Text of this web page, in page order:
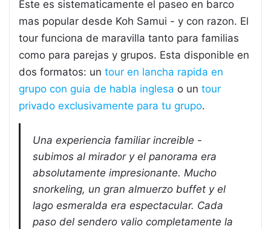
Este es sistematicamente el paseo en barco
mas popular desde Koh Samui - y con razon. El
tour funciona de maravilla tanto para familias
como para parejas y grupos. Esta disponible en
dos formatos: un tour en lancha rapida en
grupo con guia de habla inglesa o un tour
privado exclusivamente para tu grupo.
Una experiencia familiar increible -
subimos al mirador y el panorama era
absolutamente impresionante. Mucho
snorkeling, un gran almuerzo buffet y el
lago esmeralda era espectacular. Cada
paso del sendero valio completamente la